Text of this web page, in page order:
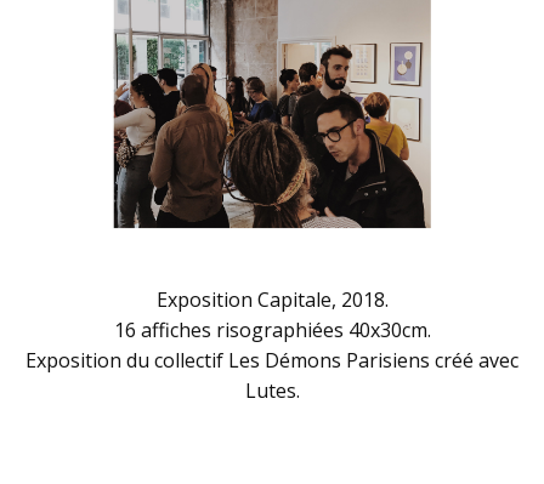
Exposition Capitale, 2018.
16 affiches risographiées 40x30cm.
Exposition du collectif Les Démons Parisiens créé avec
Lutes.